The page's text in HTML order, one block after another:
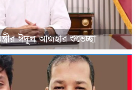
ঈদুল আজহার শুভেচ্ছা